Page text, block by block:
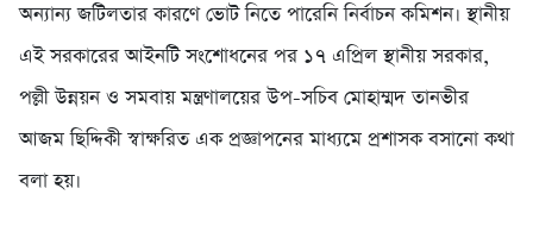
অন্যান্য জটিলতার কারণে ভোট নিতে পারেনি নির্বাচন কমিশন। স্থানীয়
এই সরকারের আইনটি সংশোধনের পর ১৭ এপ্রিল স্থানীয় সরকার,
পল্লী উন্নয়ন ও সমবায় মন্ত্রণালয়ের উপ-সচিব মোহাম্মদ তানভীর
আজম ছিদ্দিকী স্বাক্ষরিত এক প্রজ্ঞাপনের মাধ্যমে প্রশাসক বসানো কথা
বলা হয়।